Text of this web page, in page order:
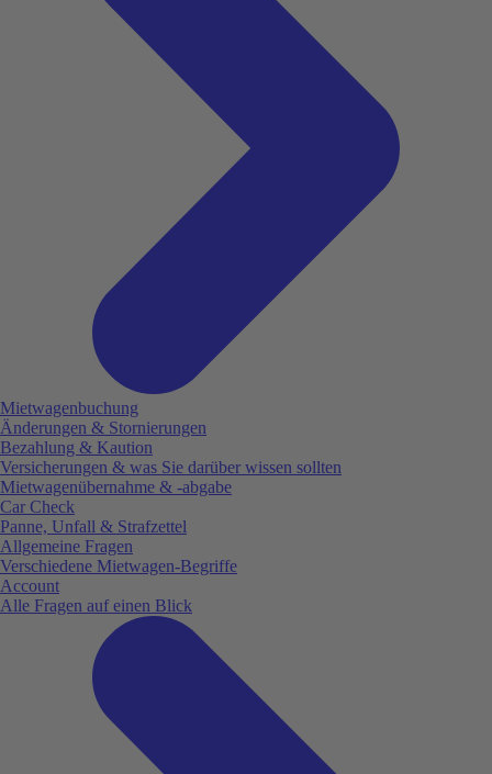
Mietwagenbuchung
Änderungen & Stornierungen
Bezahlung & Kaution
Versicherungen & was Sie darüber wissen sollten
Mietwagenübernahme & -abgabe
Car Check
Panne, Unfall & Strafzettel
Allgemeine Fragen
Verschiedene Mietwagen-Begriffe
Account
Alle Fragen auf einen Blick